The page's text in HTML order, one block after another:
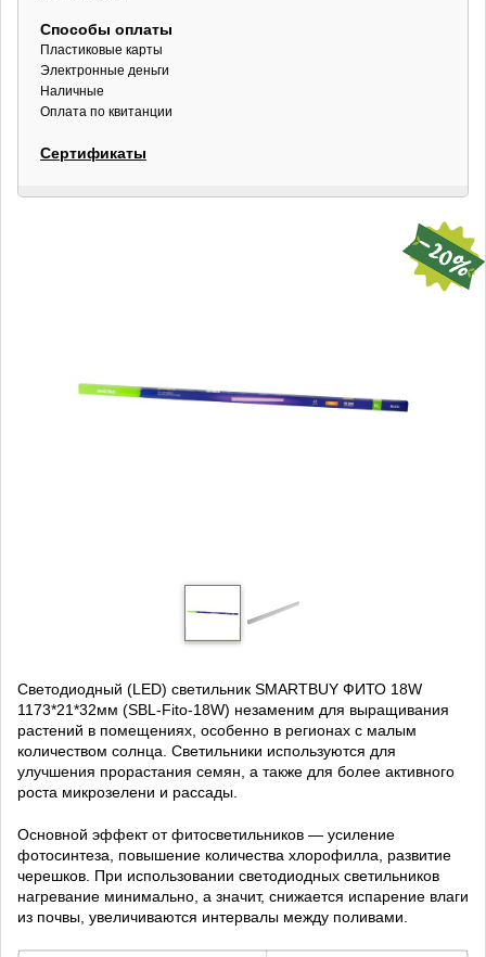
Способы оплаты
Пластиковые карты
Электронные деньги
Наличные
Оплата по квитанции
Сертификаты
Светодиодный (LED) светильник SMARTBUY ФИТО 18W
1173*21*32мм (SBL-Fito-18W) незаменим для выращивания
растений в помещениях, особенно в регионах с малым
количеством солнца. Светильники используются для
улучшения прорастания семян, а также для более активного
роста микрозелени и рассады.
Основной эффект от фитосветильников — усиление
фотосинтеза, повышение количества хлорофилла, развитие
черешков. При использовании светодиодных светильников
нагревание минимально, а значит, снижается испарение влаги
из почвы, увеличиваются интервалы между поливами.